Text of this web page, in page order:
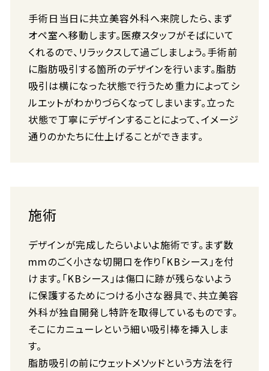
手術日当日に共立美容外科へ来院したら、まず
オペ室へ移動します。医療スタッフがそばにいて
くれるので、リラックスして過ごしましょう。手術前
に脂肪吸引する箇所のデザインを行います。脂肪
吸引は横になった状態で行うため重力によってシ
ルエットがわかりづらくなってしまいます。立った
状態で丁寧にデザインすることによって、イメージ
通りのかたちに仕上げることができます。
施術
デザインが完成したらいよいよ施術です。まず数
mmのごく小さな切開口を作り「KBシース」を付
けます。「KBシース」は傷口に跡が残らないよう
に保護するためにつける小さな器具で、共立美容
外科が独自開発し特許を取得しているものです。
そこにカニューレという細い吸引棒を挿入しま
す。
脂肪吸引の前にウェットメソッドという方法を行